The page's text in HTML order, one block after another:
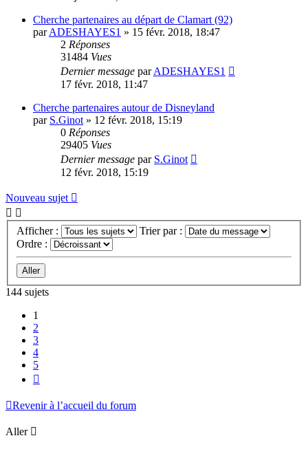
Cherche partenaires au départ de Clamart (92)
parADESHAYES1 » 15 févr. 2018, 18:47
2 Réponses
31484 Vues
Dernier message parADESHAYES1
17 févr. 2018, 11:47
Cherche partenaires autour de Disneyland
par S.Ginot » 12 févr. 2018, 15:19
0 Réponses
29405 Vues
Dernier message par S.Ginot
12 févr. 2018, 15:19
Nouveau sujet
Afficher :
Trier par :
Ordre :
144 sujets
1
2
3
4
5
Revenir à l’accueil du forum
Aller